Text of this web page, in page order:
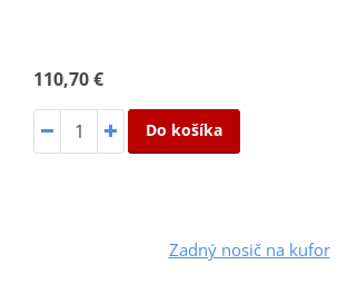
110,70 €
Do košíka
Zadný nosič na kufor